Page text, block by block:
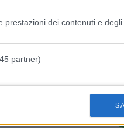
prestazioni dei contenuti e degli
partner)
si impegnano
percorso per la